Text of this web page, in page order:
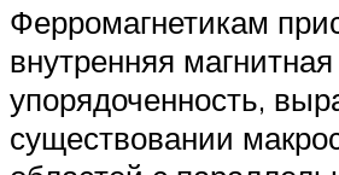
Ферромагнетикам
внутренняя магнитная
упорядоченность,
существовании